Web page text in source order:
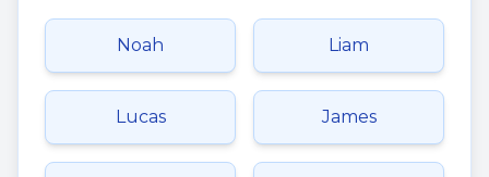
Noah Liam
Lucas James